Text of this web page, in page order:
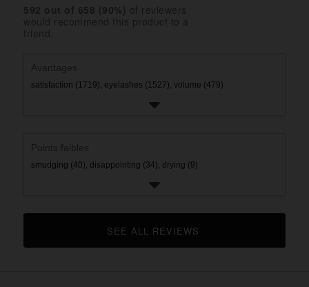
satisfaction (1719), eyelashes (1527), volume (479)
smudging (40), disappointing (34), drying (9)
CLICK TO GO TO ALL REVIEWS